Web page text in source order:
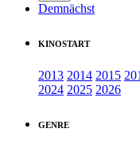
Demnächst
KINOSTART
2013 2014 2015
2024 2025 2026
GENRE